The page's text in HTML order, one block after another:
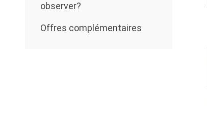
observer?
Offres complémentaires